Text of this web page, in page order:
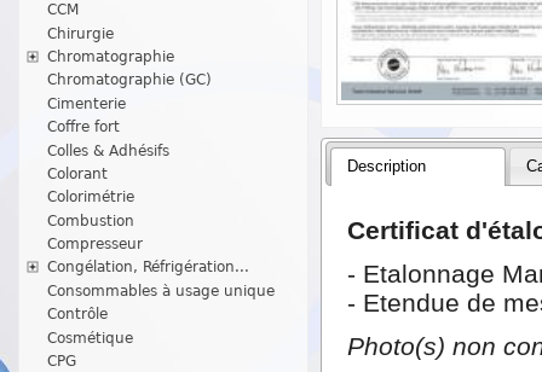
CCM
Chirurgie
Chromatographie
Chromatographie (GC)
Cimenterie
Coffre fort
Colles & Adhésifs
Colorant
Colorimétrie
Combustion
Compresseur
Congélation, Réfrigération...
Consommables à usage unique
Contrôle
Cosmétique
CPG
Description
Certificat
- Etalonnage
- Etendue de
Photo(s) non